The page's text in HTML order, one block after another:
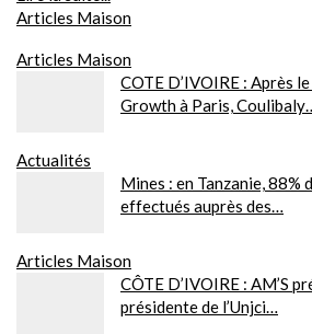
Articles Maison
Articles Maison
COTE D’IVOIRE : Après
Growth à Paris,
Actualités
Mines : en Tanzanie, 88%
effectués auprès des…
Articles Maison
CÔTE D’IVOIRE : AM’S
présidente de l’Unjci…